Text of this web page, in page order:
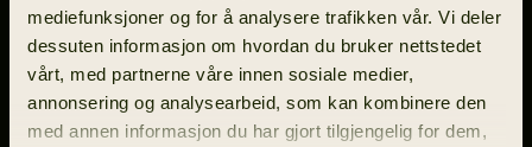
mediefunksjoner og for å analysere trafikken vår. Vi deler
dessuten informasjon om hvordan du bruker nettstedet
vårt, med partnerne våre innen sosiale medier,
annonsering og analysearbeid, som kan kombinere den
med annen informasjon du har gjort tilgjengelig for dem,
BLI PRO HUNTER I DAG